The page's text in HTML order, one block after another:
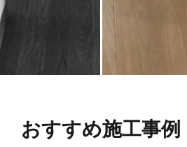
おすすめ施工事例